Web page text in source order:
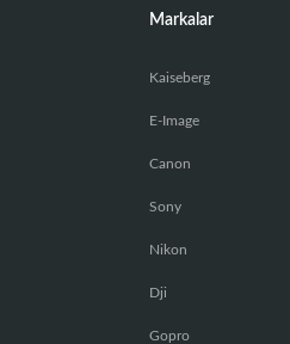
Markalar
Kaiseberg
E-Image
Canon
Sony
Nikon
Dji
Gopro